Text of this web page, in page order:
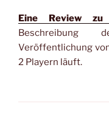
Eine Review zu
Beschreibung
Veröffentlichung
2 Playern läuft.